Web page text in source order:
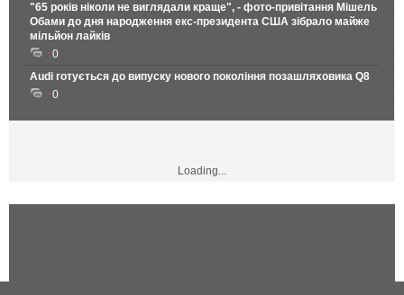
"65 років ніколи не виглядали краще", - фото-привітання Мішель
Обами до дня народження екс-президента США зібрало майже
мільйон лайків
0
Audi готується до випуску нового покоління позашляховика Q8
0
Loading...